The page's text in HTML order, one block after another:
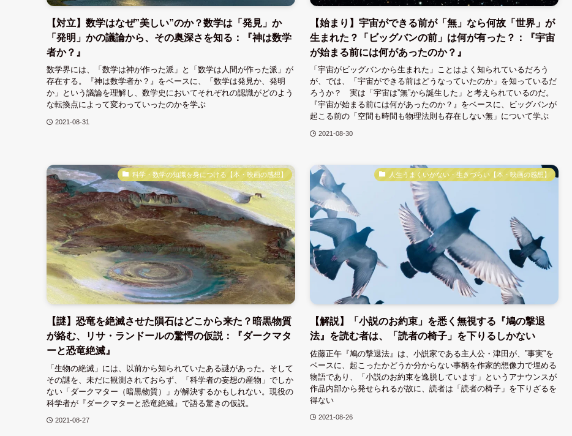
【対立】数学はなぜ”美しい”のか？数学は「発見」か
「発明」かの議論から、その奥深さを知る：『神は数学
者か？』
数学界には、「数学は神が作った派」と「数学は人間が作った派」が
存在する。『神は数学者か？』をベースに、「数学は発見か、発明
か」という議論を理解し、数学史においてそれぞれの認識がどのよう
な転換点によって変わっていったのかを学ぶ
2021-08-31
【始まり】宇宙ができる前が「無」なら何故「世界」が
生まれた？「ビッグバンの前」は何が有った？：『宇宙
が始まる前には何があったのか？』
「宇宙がビッグバンから生まれた」ことはよく知られているだろう
が、では、「宇宙ができる前はどうなっていたのか」を知っているだ
ろうか？ 実は「宇宙は”無”から誕生した」と考えられているのだ。
『宇宙が始まる前には何があったのか？』をベースに、ビッグバンが
起こる前の「空間も時間も物理法則も存在しない無」について学ぶ
2021-08-30
科学・数学の知識を身につける【本・映画の感想】
【謎】恐竜を絶滅させた隕石はどこから来た？暗黒物質
が絡む、リサ・ランドールの驚愕の仮説：『ダークマタ
ーと恐竜絶滅』
「生物の絶滅」には、以前から知られていたある謎があった。そして
その謎を、未だに観測されておらず、「科学者の妄想の産物」でしか
ない「ダークマター（暗黒物質）」が解決するかもしれない。現役の
科学者が『ダークマターと恐竜絶滅』で語る驚きの仮説。
2021-08-27
人生うまくいかない・生きづらい【本・映画の感想】
【解説】「小説のお約束」を悉く無視する『鳩の撃退
法』を読む者は、「読者の椅子」を下りるしかない
佐藤正午『鳩の撃退法』は、小説家である主人公・津田が、”事実”を
ベースに、起こったかどうか分からない事柄を作家的想像力で埋める
物語であり、「小説のお約束を逸脱しています」というアナウンスが
作品内部から発せられるが故に、読者は「読者の椅子」を下りざるを
得ない
2021-08-26